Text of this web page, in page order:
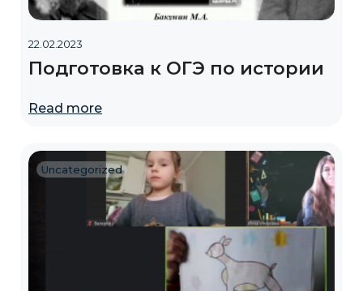
22.02.2023
Подготовка к ОГЭ по истории
Read more
Uncategorized